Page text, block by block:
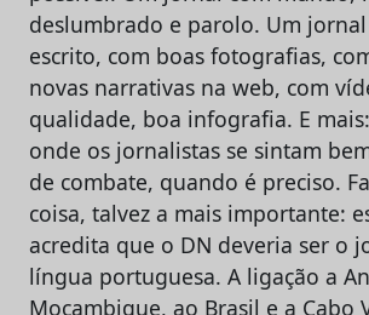
deslumbrado e parolo. Um
escrito, com boas fotografias,
novas narrativas na web, com
qualidade, boa infografia. E
onde os jornalistas se sintam
de combate, quando é preciso.
coisa, talvez a mais importante:
acredita que o DN deveria ser o
língua portuguesa. A ligação a
Moçambique, ao Brasil e a Cabo